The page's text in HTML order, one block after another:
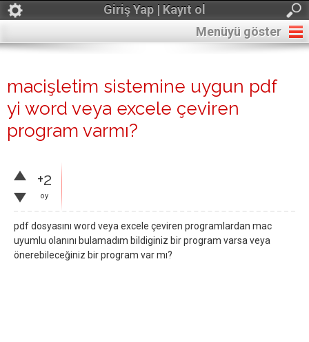
Giriş Yap | Kayıt ol
Menüyü göster
macişletim sistemine uygun pdf
yi word veya excele çeviren
program varmı?
+2
oy
pdf dosyasını word veya excele çeviren programlardan mac
uyumlu olanını bulamadım bildiginiz bir program varsa veya
önerebileceğiniz bir program var mı?